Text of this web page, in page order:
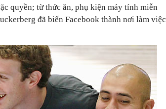
quyền; từ thức ăn, phụ kiện máy tính miễn
đã biến Facebook thành nơi làm việc